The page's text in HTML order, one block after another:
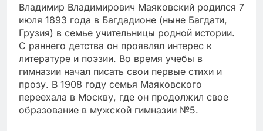
Владимир Владимирович Маяковский родился 7
июля 1893 года в Багдадионе (ныне Багдати,
Грузия) в семье учительницы родной истории.
С раннего детства он проявлял интерес к
литературе и поэзии. Во время учебы в
гимназии начал писать свои первые стихи и
прозу. В 1908 году семья Маяковского
переехала в Москву, где он продолжил свое
образование в мужской гимназии №5.